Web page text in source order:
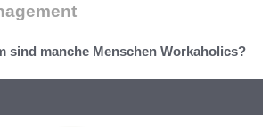
sind manche Menschen Workaholics?